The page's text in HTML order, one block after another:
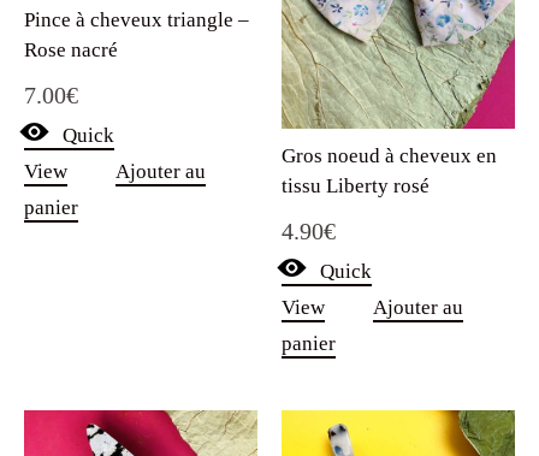
Pince à cheveux triangle –
Rose nacré
7.00€
Quick
View
Ajouter au
panier
Gros noeud à cheveux en
tissu Liberty rosé
4.90€
Quick
View
Ajouter au
panier